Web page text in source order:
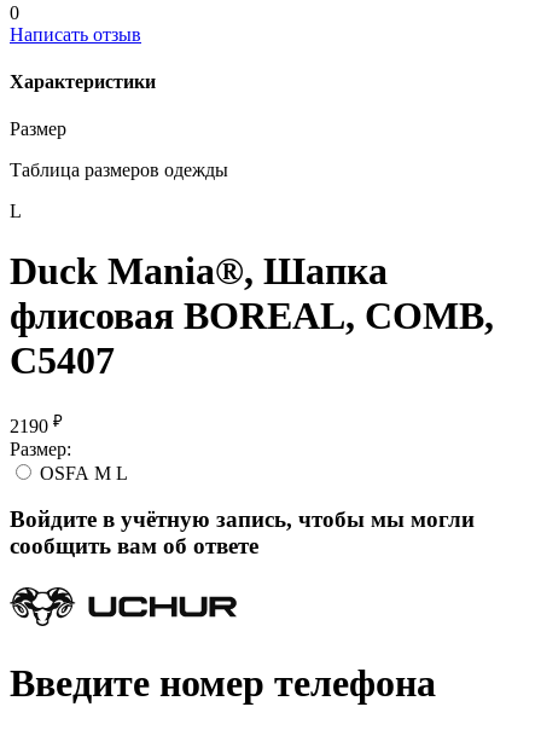
0
Написать отзыв
Характеристики
Размер
Таблица размеров одежды
L
Duck Mania®, Шапка
флисовая BOREAL, COMB,
С5407
2190 ₽
Размер:
OSFA M L
Войдите в учётную запись, чтобы мы могли
сообщить вам об ответе
Введите номер телефона